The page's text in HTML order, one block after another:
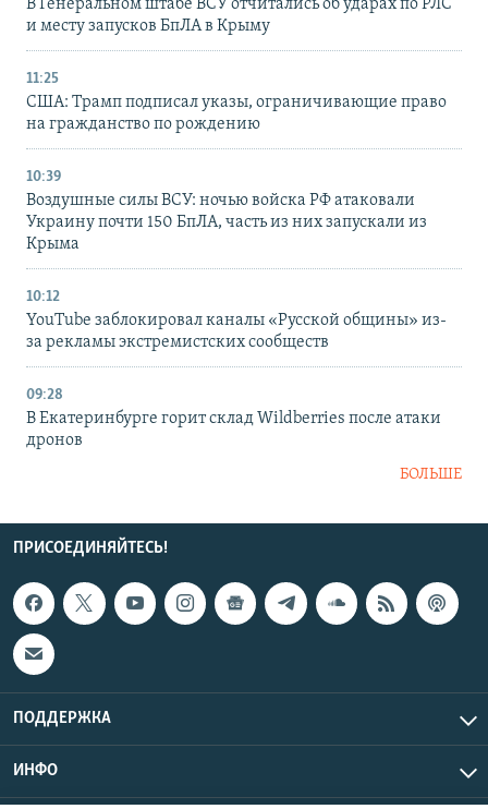
В Генеральном штабе ВСУ отчитались об ударах по РЛС
и месту запусков БпЛА в Крыму
11:25
США: Трамп подписал указы, ограничивающие право
на гражданство по рождению
10:39
Воздушные силы ВСУ: ночью войска РФ атаковали
Украину почти 150 БпЛА, часть из них запускали из
Крыма
10:12
YouTube заблокировал каналы «Русской общины» из-
за рекламы экстремистских сообществ
09:28
В Екатеринбурге горит склад Wildberries после атаки
дронов
БОЛЬШЕ
ПРИСОЕДИНЯЙТЕСЬ!
ПОДДЕРЖКА
ИНФО